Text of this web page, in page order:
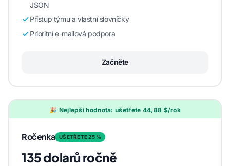
JSON
Přístup týmu a vlastní slovníčky
Prioritní e-mailová podpora
Začněte
🎉 Nejlepší hodnota: ušetřete 44,88 $/rok
Ročenka UŠETŘETE 25 %
135 dolarů ročně